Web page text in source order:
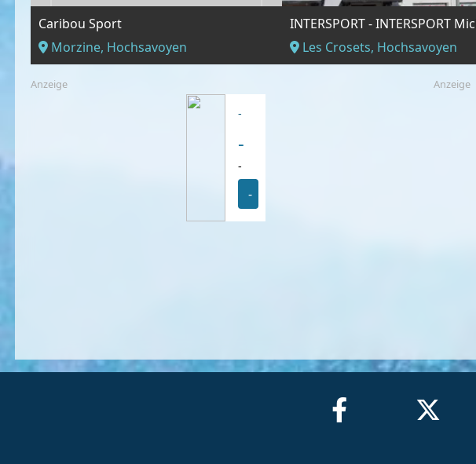
Caribou Sport
Morzine, Hochsavoyen
Les Crosets, Hochsavoyen
Anzeige
-
-
-
-
Anzeige